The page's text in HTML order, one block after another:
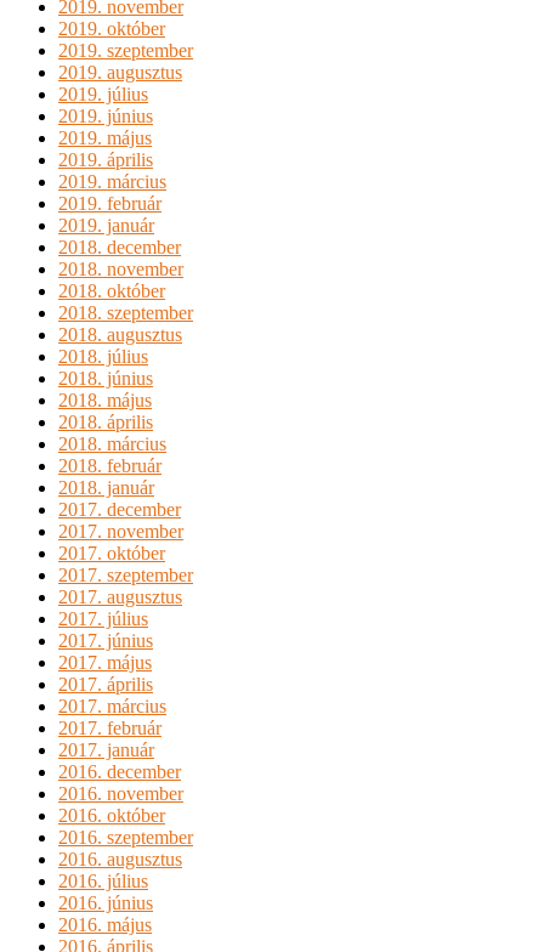
2019. november
2019. október
2019. szeptember
2019. augusztus
2019. július
2019. június
2019. május
2019. április
2019. március
2019. február
2019. január
2018. december
2018. november
2018. október
2018. szeptember
2018. augusztus
2018. július
2018. június
2018. május
2018. április
2018. március
2018. február
2018. január
2017. december
2017. november
2017. október
2017. szeptember
2017. augusztus
2017. július
2017. június
2017. május
2017. április
2017. március
2017. február
2017. január
2016. december
2016. november
2016. október
2016. szeptember
2016. augusztus
2016. július
2016. június
2016. május
2016. április